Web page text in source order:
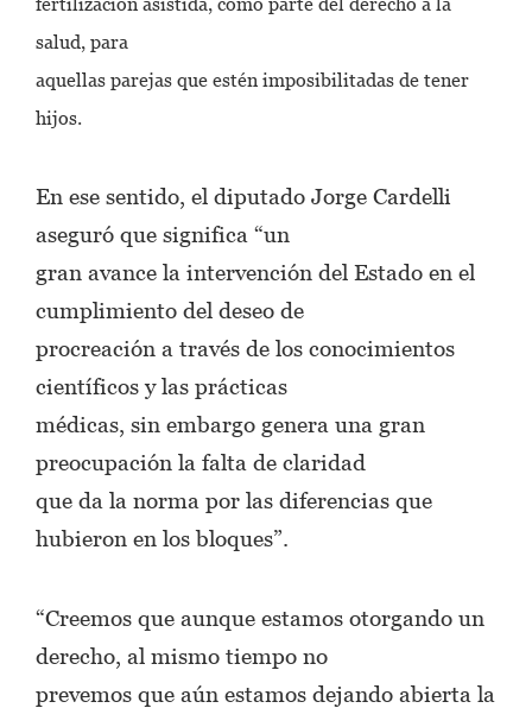
salud, para
aquellas parejas que estén imposibilitadas de tener
hijos.
En ese sentido, el diputado Jorge Cardelli
aseguró que significa “un
gran avance la intervención del Estado en el
cumplimiento del deseo de
procreación a través de los conocimientos
científicos y las prácticas
médicas, sin embargo genera una gran
preocupación la falta de claridad
que da la norma por las diferencias que
hubieron en los bloques”.
“Creemos que aunque estamos otorgando un
derecho, al mismo tiempo no
prevemos que aún estamos dejando abierta la